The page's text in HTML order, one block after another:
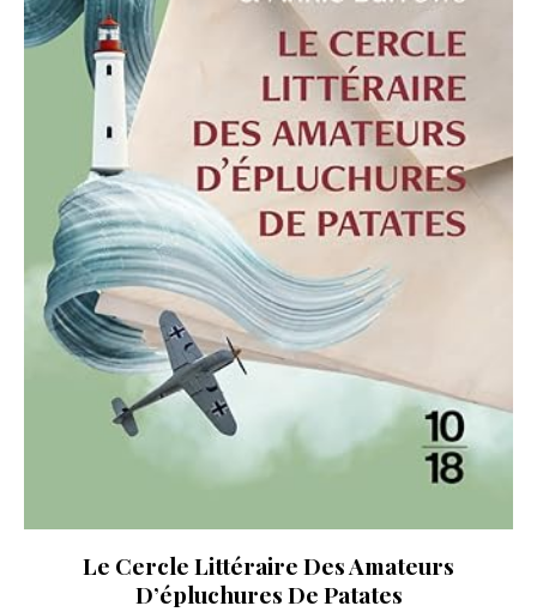
Le Cercle Littéraire Des Amateurs
D’épluchures De Patates